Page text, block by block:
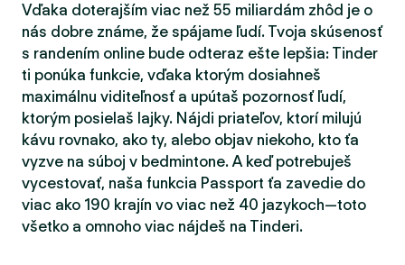
Vďaka doterajším viac než 55 miliardám zhôd je o
nás dobre známe, že spájame ľudí. Tvoja skúsenosť
s randením online bude odteraz ešte lepšia: Tinder
ti ponúka funkcie, vďaka ktorým dosiahneš
maximálnu viditeľnosť a upútaš pozornosť ľudí,
ktorým posielaš lajky. Nájdi priateľov, ktorí milujú
kávu rovnako, ako ty, alebo objav niekoho, kto ťa
vyzve na súboj v bedmintone. A keď potrebuješ
vycestovať, naša funkcia Passport ťa zavedie do
viac ako 190 krajín vo viac než 40 jazykoch—toto
všetko a omnoho viac nájdeš na Tinderi.